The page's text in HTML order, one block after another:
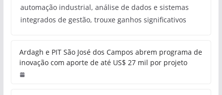
automação industrial, análise de dados e sistemas
integrados de gestão, trouxe ganhos significativos
Ardagh e PIT São José dos Campos abrem programa de
inovação com aporte de até US$ 27 mil por projeto